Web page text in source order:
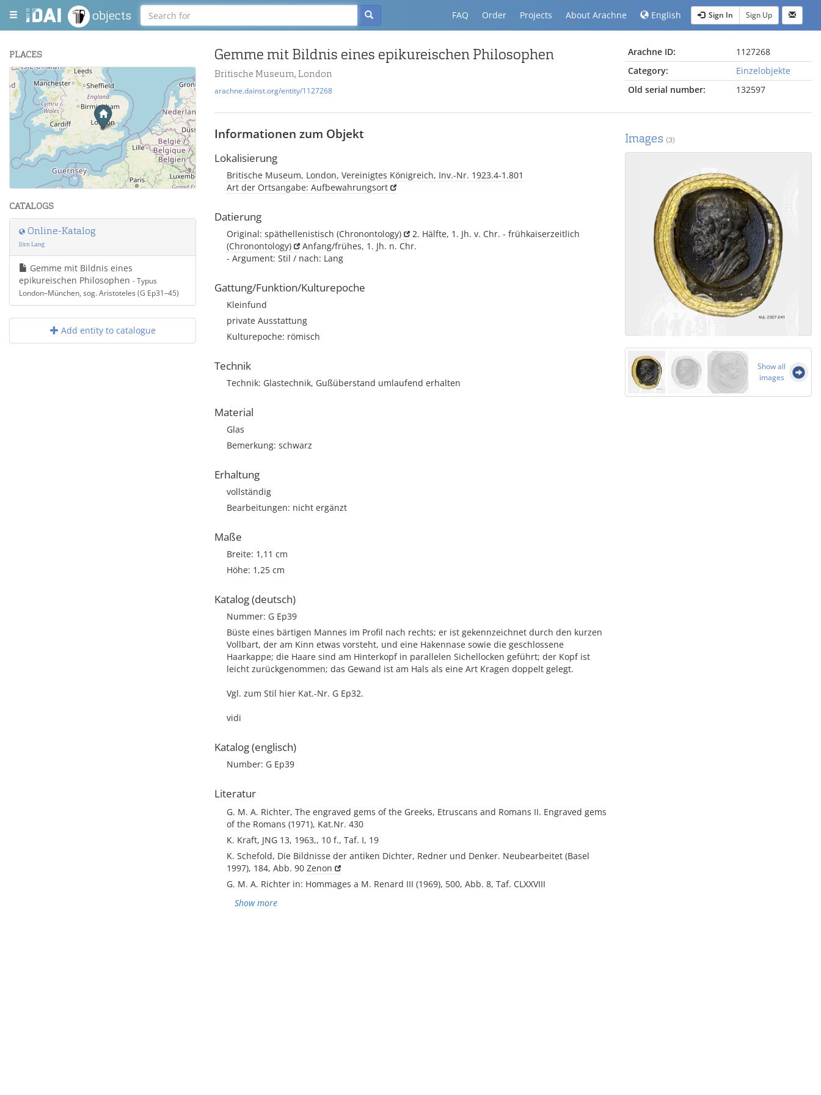
objects FAQ Order Projects About Arachne English Sign In Sign Up
PLACES
+
−
Leaflet| Maps and Data ©OpenStreetMap.
CATALOGS
Online-Katalog
Jörn Lang
Gemme mit Bildnis eines
epikureischen Philosophen - Typus
London–München, sog. Aristoteles (G Ep31–45)
Add entity to catalogue
Gemme mit Bildnis eines epikureischen Philosophen
Britische Museum, London
arachne.dainst.org/entity/1127268
Arachne ID:
1127268
Category:
Einzelobjekte
Old serial number:
132597
Informationen zum Objekt
Lokalisierung
Britische Museum, London, Vereinigtes Königreich, Inv.-Nr. 1923.4-1.801
Art der Ortsangabe: Aufbewahrungsort
Datierung
Original: späthellenistisch (Chronontology)
2. Hälfte, 1. Jh. v. Chr. - frühkaiserzeitlich
(Chronontology)
Anfang/frühes, 1. Jh. n. Chr.
- Argument: Stil / nach: Lang
Gattung/Funktion/Kulturepoche
Kleinfund
private Ausstattung
Kulturepoche: römisch
Technik
Technik: Glastechnik, Gußüberstand umlaufend erhalten
Material
Glas
Bemerkung: schwarz
Erhaltung
vollständig
Bearbeitungen: nicht ergänzt
Maße
Breite: 1,11 cm
Höhe: 1,25 cm
Katalog (deutsch)
Nummer: G Ep39
Büste eines bärtigen Mannes im Profil nach rechts; er ist gekennzeichnet durch den kurzen
Vollbart, der am Kinn etwas vorsteht, und eine Hakennase sowie die geschlossene
Haarkappe; die Haare sind am Hinterkopf in parallelen Sichellocken geführt; der Kopf ist
leicht zurückgenommen; das Gewand ist am Hals als eine Art Kragen doppelt gelegt.
Vgl. zum Stil hier Kat.-Nr. G Ep32.
vidi
Katalog (englisch)
Number: G Ep39
Literatur
G. M. A. Richter, The engraved gems of the Greeks, Etruscans and Romans II. Engraved gems
of the Romans (1971), Kat.Nr. 430
K. Kraft, JNG 13, 1963,, 10 f., Taf. I, 19
K. Schefold, Die Bildnisse der antiken Dichter, Redner und Denker. Neubearbeitet (Basel
1997), 184, Abb. 90 Zenon
G. M. A. Richter in: Hommages a M. Renard III (1969), 500, Abb. 8, Taf. CLXXVIII
Show more
Images (3)
Show all
images